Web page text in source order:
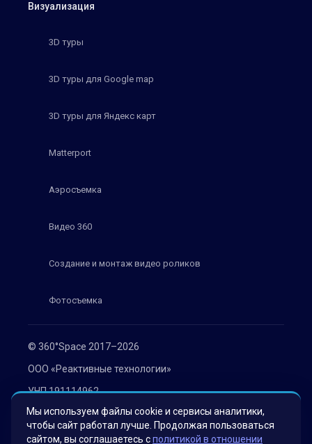
© 360°Space 2017–2026
ООО «Реактивные технологии»
УНП 191114962
г. Минск, ул. Мележа 1, офис 402
Политика конфиденциальности
Визуализация
3D туры
3D туры для Google map
3D туры для Яндекс карт
Matterport
Аэросъемка
Видео 360
Создание и монтаж видео роликов
Фотосъемка
Мы используем файлы cookie и сервисы аналитики,
чтобы сайт работал лучше. Продолжая пользоваться
сайтом, вы соглашаетесь сполитикой в отношении